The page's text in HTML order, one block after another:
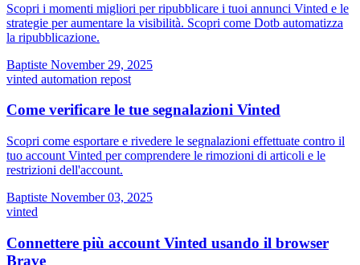
Scopri i momenti migliori per ripubblicare i tuoi annunci Vinted e le
strategie per aumentare la visibilità. Scopri come Dotb automatizza
la ripubblicazione.
Baptiste November 29, 2025
vinted automation repost
Come verificare le tue segnalazioni Vinted
Scopri come esportare e rivedere le segnalazioni effettuate contro il
tuo account Vinted per comprendere le rimozioni di articoli e le
restrizioni dell'account.
Baptiste November 03, 2025
vinted
Connettere più account Vinted usando il browser
Brave